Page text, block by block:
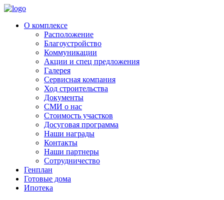
О комплексе
Расположение
Благоустройство
Коммуникации
Акции и спец предложения
Галерея
Сервисная компания
Ход строительства
Документы
СМИ о нас
Стоимость участков
Досуговая программа
Наши награды
Контакты
Наши партнеры
Сотрудничество
Генплан
Готовые дома
Ипотека